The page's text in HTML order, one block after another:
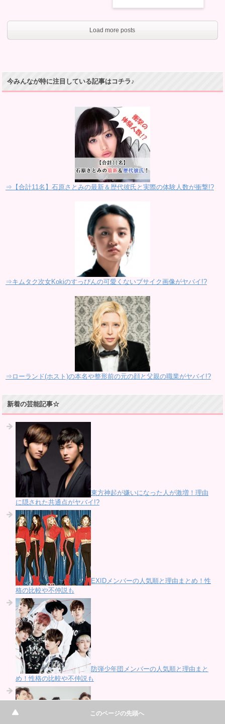
Load more posts
今みんなが特に注目している記事はコチラ♪
⇒【合計11名】石原さとみの最新＆歴代彼氏と実際の体験人数が衝撃!?
⇒キムタク次女Kokiのすっぴんの可愛くないブサイク画像がヤバイ!?
⇒ローランド(ホスト)の本名や整形前の元の顔と父親の職業がヤバイ!?
新着の芸能記事☆
東方神起が嫌いになった人が激増！理由
に隠された共通点がヤバイ!?
EXIDメンバーの人気順と理由まとめ！性
格の比較や不仲説も
防弾少年団メンバーの人気順と理由まと
め！性格の比較や不仲説も
このページの先頭へ